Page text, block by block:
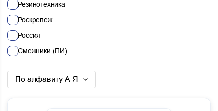
Резинотехника
Роскрепеж
Россия
Смежники (ПИ)
По алфавиту А-Я